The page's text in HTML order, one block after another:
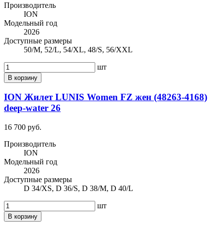
Производитель
ION
Модельный год
2026
Доступные размеры
50/M, 52/L, 54/XL, 48/S, 56/XXL
шт
В корзину
ION Жилет LUNIS Women FZ жен (48263-4168)
deep-water 26
16 700 руб.
Производитель
ION
Модельный год
2026
Доступные размеры
D 34/XS, D 36/S, D 38/M, D 40/L
шт
В корзину